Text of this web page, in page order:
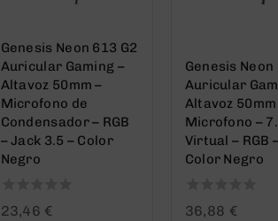
Genesis Neon 613 G2
Auricular Gaming –
Altavoz 50mm –
Microfono de
Condensador – RGB
– Jack 3.5 – Color
Negro
0
23,46 €
Genesis Neon
Auricular
Altavoz 50mm
Microfono –
Virtual – RGB
Color Negro
0
36,88 €